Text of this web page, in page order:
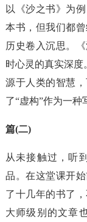
以《沙之书》为
本书，但我们都
历史卷入沉思。
时心灵的真实深度
源于人类的智慧
了“虚构”作为一种
篇(二)
从未接触过，听
品。在这堂课开
了十几年的书了
大师级别的文章